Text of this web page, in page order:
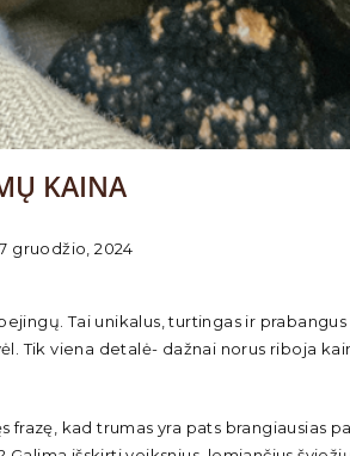
KAINA
gruodžio, 2024
Tai unikalus, turtingas ir
Tik viena detalė- dažnai norus riboja
frazę, kad trumas yra pats brangiausias